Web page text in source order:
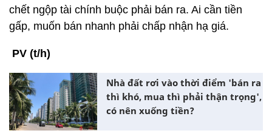
chết ngộp tài chính buộc phải bán ra. Ai cần tiền
gấp, muốn bán nhanh phải chấp nhận hạ giá.
PV (t/h)
Nhà đất rơi vào thời điểm 'bán ra
thì khó, mua thì phải thận trọng',
có nên xuống tiền?